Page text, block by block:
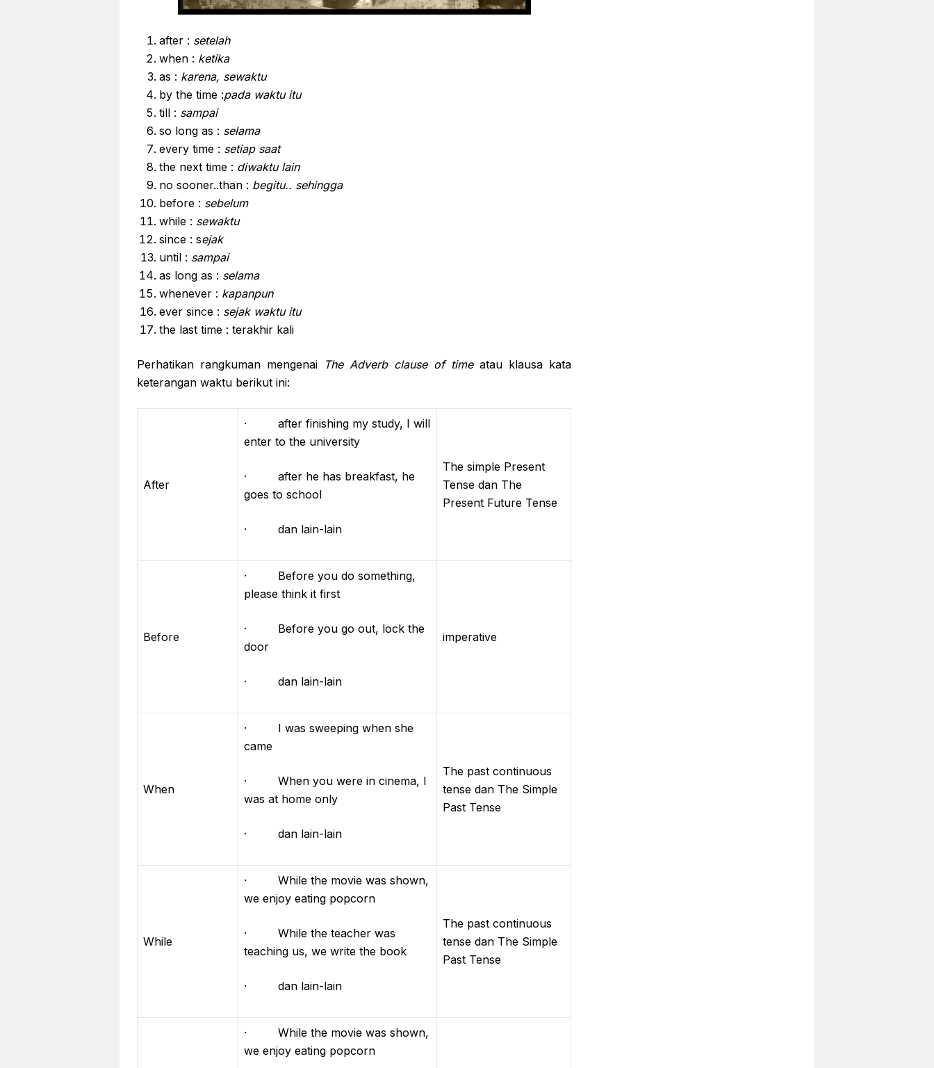
after : setelah
when : ketika
as : karena, sewaktu
by the time :pada waktu itu
till : sampai
so long as : selama
every time : setiap saat
the next time : diwaktu lain
no sooner..than : begitu.. sehingga
before : sebelum
while : sewaktu
since : sejak
until : sampai
as long as : selama
whenever : kapanpun
ever since : sejak waktu itu
the last time : terakhir kali
Perhatikan rangkuman mengenai The Adverb clause of timeatau klausa kata
keterangan waktu berikut ini:
After
· after finishing my study, I will
enter to the university
· after he has breakfast, he
goes to school
· dan lain-lain
The simple Present
Tense dan The
Present Future Tense
Before
· Before you do something,
please think it first
· Before you go out, lock the
door
· dan lain-lain
imperative
When
· I was sweeping when she
came
· When you were in cinema, I
was at home only
· dan lain-lain
The past continuous
tense dan The Simple
Past Tense
While
· While the movie was shown,
we enjoy eating popcorn
· While the teacher was
teaching us, we write the book
· dan lain-lain
The past continuous
tense dan The Simple
Past Tense
· While the movie was shown,
we enjoy eating popcorn